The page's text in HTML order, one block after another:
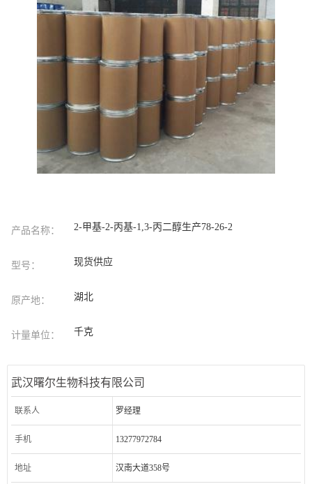
产品名称： 2-甲基-2-丙基-1,3-丙二醇生产78-26-2
型号： 现货供应
原产地： 湖北
计量单位： 千克
武汉曙尔生物科技有限公司
联系人 罗经理
手机 13277972784
地址 汉南大道358号